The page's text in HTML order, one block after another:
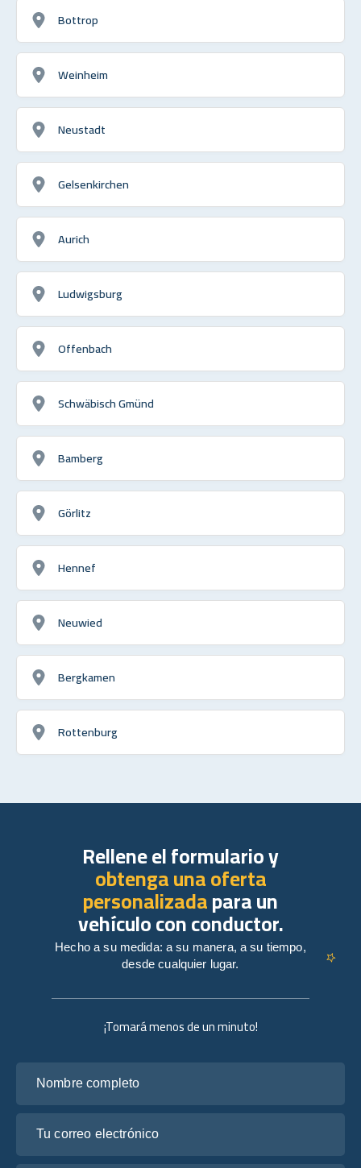
Bottrop
Weinheim
Neustadt
Gelsenkirchen
Aurich
Ludwigsburg
Offenbach
Schwäbisch Gmünd
Bamberg
Görlitz
Hennef
Neuwied
Bergkamen
Rottenburg
¡Tomará menos de un minuto!
Rellene el formulario y
obtenga una oferta
personalizadapara un
vehículo con conductor.
Hecho a su medida: a su manera, a su tiempo,
desde cualquier lugar.